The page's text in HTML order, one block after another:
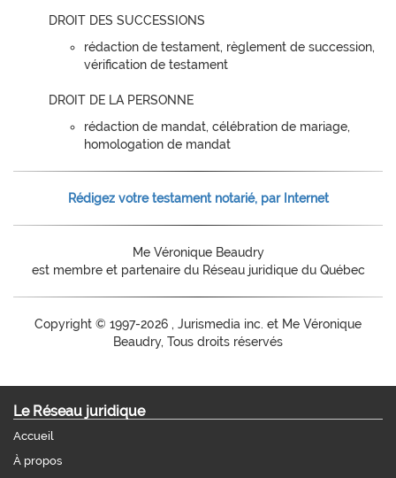
DROIT DES SUCCESSIONS
rédaction de testament, règlement de succession,
vérification de testament
DROIT DE LA PERSONNE
rédaction de mandat, célébration de mariage,
homologation de mandat
Rédigez votre testament notarié, par Internet
Me Véronique Beaudry
est membre et partenaire du Réseau juridique du Québec
Copyright © 1997-2026 , Jurismedia inc. et Me Véronique
Beaudry, Tous droits réservés
Le Réseau juridique
Accueil
À propos